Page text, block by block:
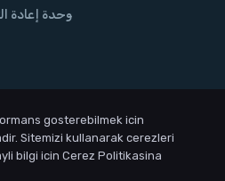
وحدة إعادة
gosterebilmek icin
Sitemizi kullanarak cerezleri
bilgi icin Cerez Politikasina